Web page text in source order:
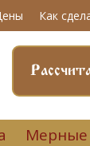
Как
Мерные